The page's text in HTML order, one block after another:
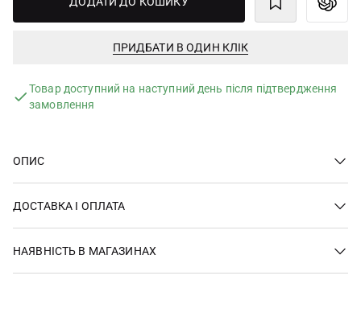
ПРИДБАТИ В ОДИН КЛІК
Товар доступний на наступний день після підтвердження
замовлення
ОПИС
ДОСТАВКА І ОПЛАТА
НАЯВНІСТЬ В МАГАЗИНАХ